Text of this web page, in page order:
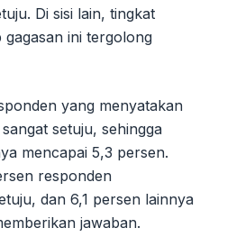
Di sisi lain, tingkat
ini tergolong
yang menyatakan
setuju, sehingga
mencapai 5,3 persen.
responden
dan 6,1 persen lainnya
jawaban.